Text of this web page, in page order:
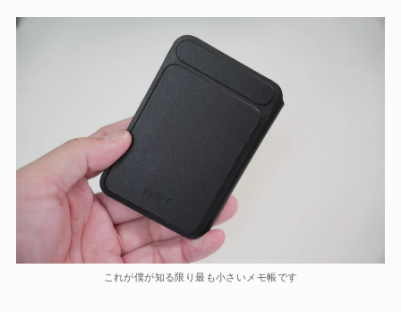
これが僕が知る限り最も小さいメモ帳です